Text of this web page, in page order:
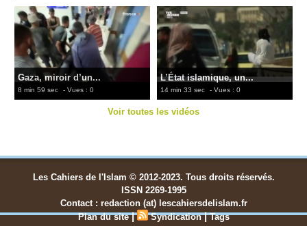
Gaza, miroir d’un...
8 min 59 sec - Vues : 0
L’État islamique, un...
14 min 33 sec - Vues : 0
Voir toutes les vidéos
Les Cahiers de l'Islam © 2012-2023. Tous droits réservés.
ISSN 2269-1995
Contact : redaction (at) lescahiersdelislam.fr
Plan du site | Syndication |Tags